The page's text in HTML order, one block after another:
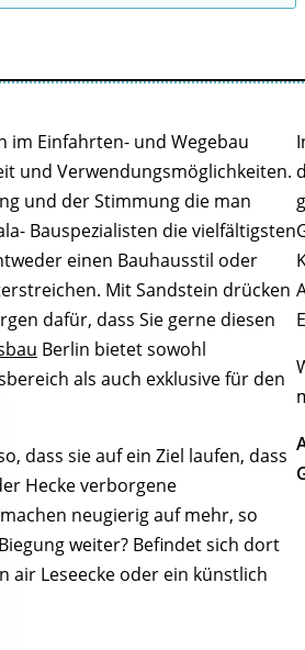
im Einfahrten- und Wegebau
und Verwendungsmöglichkeiten.
und der Stimmung die man
Bauspezialisten die vielfältigsten
einen Bauhausstil oder
Mit Sandstein drücken
dafür, dass Sie gerne diesen
Berlin bietet sowohl
als auch exklusive für den
dass sie auf ein Ziel laufen, dass
Hecke verborgene
neugierig auf mehr, so
weiter? Befindet sich dort
air Leseecke oder ein künstlich